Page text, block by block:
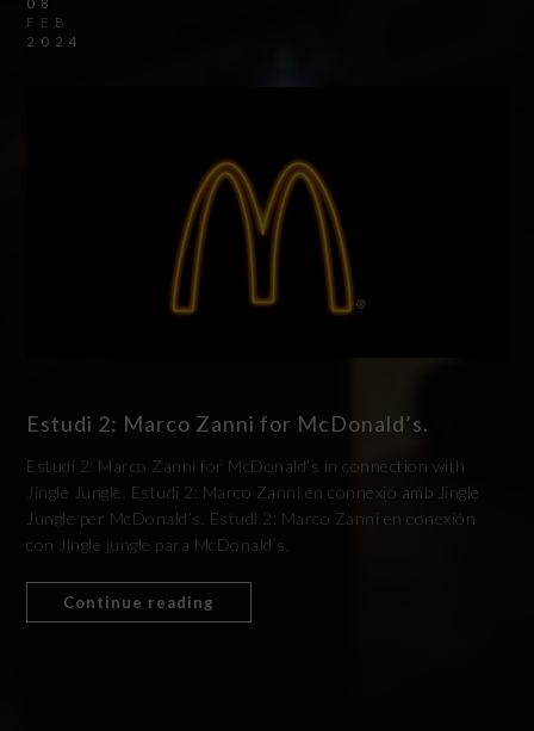
08
FEB
2024
Estudi 2: Marco Zanni for McDonald’s.
Estudi 2: Marco Zanni for McDonald’s in connection with
Jingle Jungle. Estudi 2: Marco Zanni en connexió amb Jingle
Jungle per McDonald’s. Estudi 2: Marco Zanni en conexión
con Jingle jungle para McDonald’s.
Continue reading